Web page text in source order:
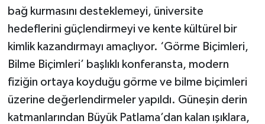
bağ kurmasını desteklemeyi, üniversite
hedeflerini güçlendirmeyi ve kente kültürel bir
kimlik kazandırmayı amaçlıyor. ‘Görme Biçimleri,
Bilme Biçimleri’ başlıklı konferansta, modern
fiziğin ortaya koyduğu görme ve bilme biçimleri
üzerine değerlendirmeler yapıldı. Güneşin derin
katmanlarından Büyük Patlama’dan kalan ışıklara,